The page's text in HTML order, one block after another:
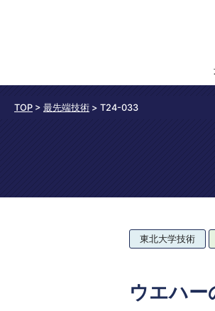
TOP > 最先端技術 > T24-033
東北大学技術
ウエハー